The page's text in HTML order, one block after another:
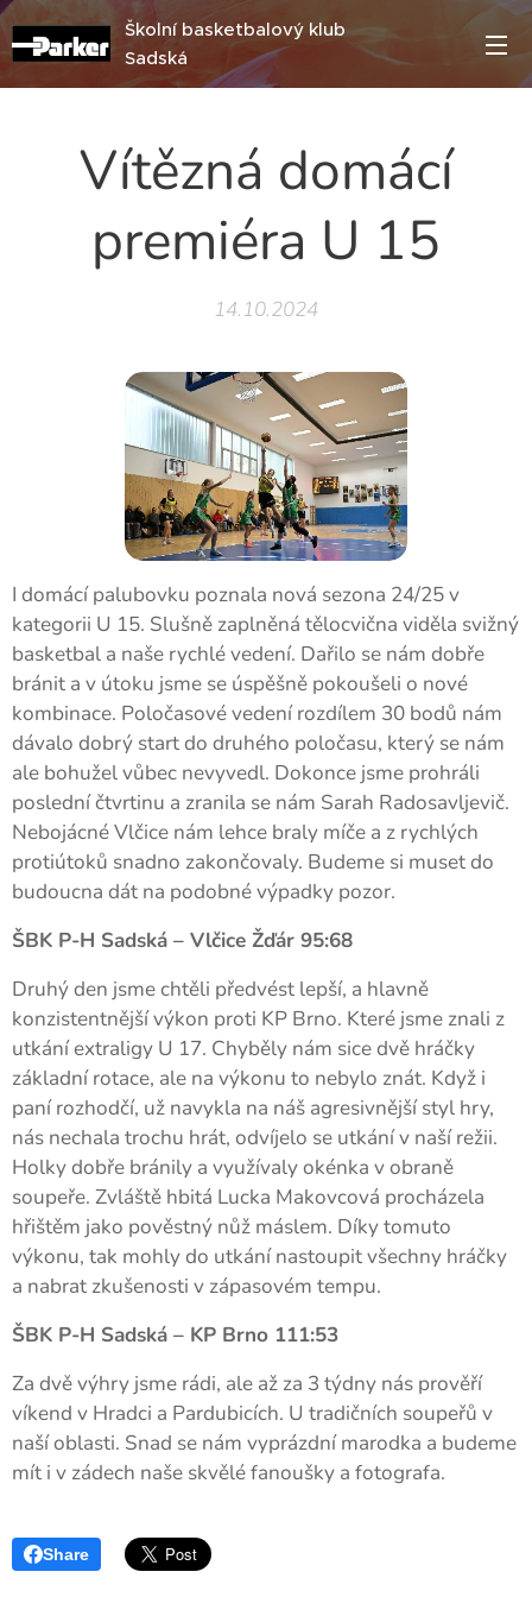
Školní basketbalový klub
Sadská
Vítězná domácí
premiéra U 15
14.10.2024
I domácí palubovku poznala nová sezona 24/25 v
kategorii U 15. Slušně zaplněná tělocvična viděla svižný
basketbal a naše rychlé vedení. Dařilo se nám dobře
bránit a v útoku jsme se úspěšně pokoušeli o nové
kombinace. Poločasové vedení rozdílem 30 bodů nám
dávalo dobrý start do druhého poločasu, který se nám
ale bohužel vůbec nevyvedl. Dokonce jsme prohráli
poslední čtvrtinu a zranila se nám Sarah Radosavljevič.
Nebojácné Vlčice nám lehce braly míče a z rychlých
protiútoků snadno zakončovaly. Budeme si muset do
budoucna dát na podobné výpadky pozor.
ŠBK P-H Sadská – Vlčice Žďár 95:68
Druhý den jsme chtěli předvést lepší, a hlavně
konzistentnější výkon proti KP Brno. Které jsme znali z
utkání extraligy U 17. Chyběly nám sice dvě hráčky
základní rotace, ale na výkonu to nebylo znát. Když i
paní rozhodčí, už navykla na náš agresivnější styl hry,
nás nechala trochu hrát, odvíjelo se utkání v naší režii.
Holky dobře bránily a využívaly okénka v obraně
soupeře. Zvláště hbitá Lucka Makovcová procházela
hřištěm jako pověstný nůž máslem. Díky tomuto
výkonu, tak mohly do utkání nastoupit všechny hráčky
a nabrat zkušenosti v zápasovém tempu.
ŠBK P-H Sadská – KP Brno 111:53
Za dvě výhry jsme rádi, ale až za 3 týdny nás prověří
víkend v Hradci a Pardubicích. U tradičních soupeřů v
naší oblasti. Snad se nám vyprázdní marodka a budeme
mít i v zádech naše skvělé fanoušky a fotografa.
Share